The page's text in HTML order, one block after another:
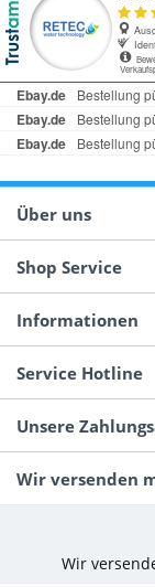
Über uns
Shop Service
Informationen
Service Hotline
Unsere
Wir versenden
Wir